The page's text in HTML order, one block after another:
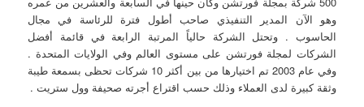
وهو الآن المدير التنفيذي صاحب أطول فترة للرئاسة في مجال
الحاسوب . وتحتل الشركة حالياً المرتبة الرابعة في قائمة أفضل
الشركات لمجلة فورتشن على مستوى العالم وفي الولايات المتحدة .
وفي عام 2003 تم اختيارها من بين أكثر 10 شركات تحظى بسمعة طيبة
وثقة كبيرة لدى العملاء وذلك حسب اقتراع أجرته صحيفة وول ستريت .